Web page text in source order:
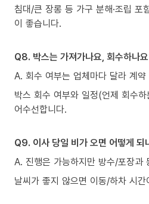
침대/큰 장롱 등 가구 분해·조립 포
이 좋습니다.
Q8. 박스는 가져가나요, 회수하나
A. 회수 여부는 업체마다 달라 계
박스 회수 여부와 일정(언제 회수
어수선합니다.
Q9. 이사 당일 비가 오면 어떻게 되
A. 진행은 가능하지만 방수/포장과
날씨가 좋지 않으면 이동/하차 시